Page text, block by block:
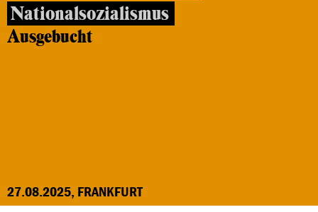
Nationalsozialismus
Ausgebucht
27.08.2025, FRANKFURT